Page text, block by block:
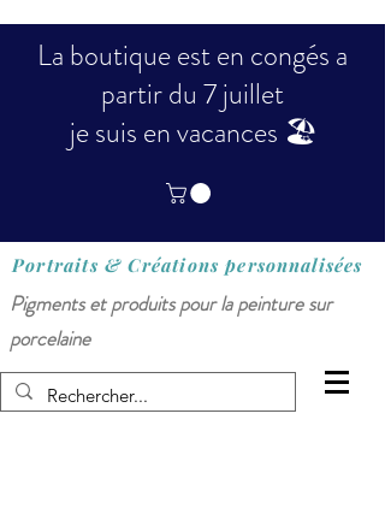
La boutique est en congés a
partir du 7 juillet
je suis en vacances 🏖️
Portraits & Créationspersonnalisées
Pigments et produits pour la peinture sur
porcelaine